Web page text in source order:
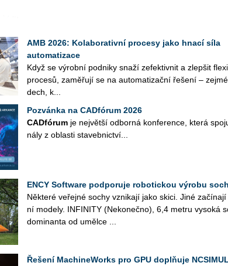
AMB 2026: Kolaborativní procesy jako hnací síla
automatizace
Když se vý­rob­ní pod­ni­ky snaží ze­fek­tiv­nit a zlep­šit
pro­ce­sů, za­mě­řu­jí se na au­to­ma­ti­zač­ní ře­še­ní –
dech, k...
Pozvánka na CADfórum 2026
CAD­fó­rum je nej­vět­ší od­bor­ná kon­fe­ren­ce, která
ná­ly z ob­las­ti sta­veb­nic­tví...
ENCY Software podporuje robotickou výrobu
Ně­kte­ré ve­řej­né sochy vzni­ka­jí jako skici. Jiné
ní mo­de­ly. IN­FI­NI­TY (Ne­ko­neč­no), 6,4 metru vy­so­ká
do­mi­nan­ta od uměl­ce ...
Řešení MachineWorks pro GPU doplňuje